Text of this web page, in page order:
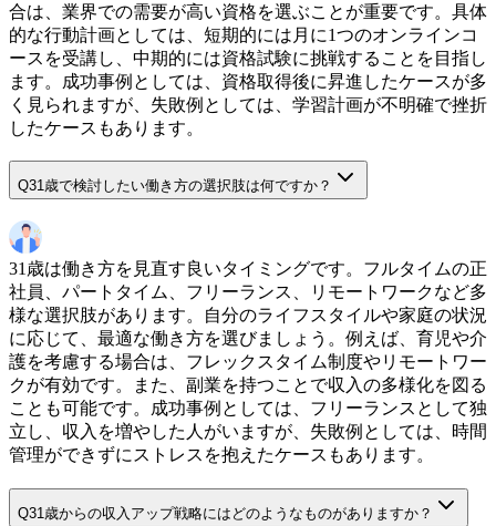
合は、業界での需要が高い資格を選ぶことが重要です。具体
的な行動計画としては、短期的には月に1つのオンラインコ
ースを受講し、中期的には資格試験に挑戦することを目指し
ます。成功事例としては、資格取得後に昇進したケースが多
く見られますが、失敗例としては、学習計画が不明確で挫折
したケースもあります。
Q31歳で検討したい働き方の選択肢は何ですか？
31歳は働き方を見直す良いタイミングです。フルタイムの正
社員、パートタイム、フリーランス、リモートワークなど多
様な選択肢があります。自分のライフスタイルや家庭の状況
に応じて、最適な働き方を選びましょう。例えば、育児や介
護を考慮する場合は、フレックスタイム制度やリモートワー
クが有効です。また、副業を持つことで収入の多様化を図る
ことも可能です。成功事例としては、フリーランスとして独
立し、収入を増やした人がいますが、失敗例としては、時間
管理ができずにストレスを抱えたケースもあります。
Q31歳からの収入アップ戦略にはどのようなものがありますか？